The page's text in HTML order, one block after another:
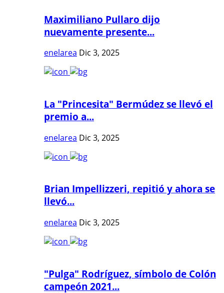
Maximiliano Pullaro dijo
nuevamente presente...
enelarea Dic 3, 2025
La "Princesita" Bermúdez se llevó el
premio a...
enelarea Dic 3, 2025
Brian Impellizzeri, repitió y ahora se
llevó...
enelarea Dic 3, 2025
"Pulga" Rodríguez, símbolo de Colón
campeón 2021...